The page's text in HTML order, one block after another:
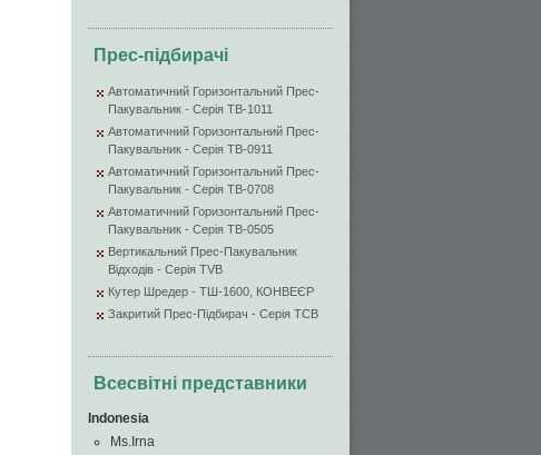
Прес-підбирачі
Автоматичний Горизонтальний Прес-
Пакувальник - Серія TB-1011
Автоматичний Горизонтальний Прес-
Пакувальник - Серія TB-0911
Автоматичний Горизонтальний Прес-
Пакувальник - Серія TB-0708
Автоматичний Горизонтальний Прес-
Пакувальник - Серія TB-0505
Вертикальний Прес-Пакувальник
Відходів - Серія TVB
Кутер Шредер - ТШ-1600, КОНВЕЄР
Закритий Прес-Підбирач - Серія TCB
Всесвітні представники
Indonesia
Ms.Irna